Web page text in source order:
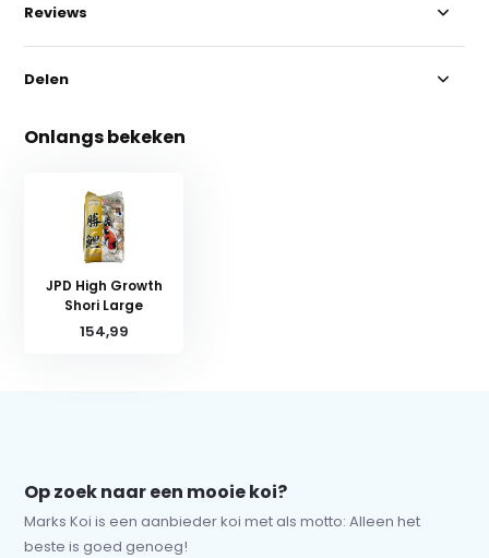
Reviews
Delen
Onlangs bekeken
JPD High Growth
Shori Large
154,99
Op zoek naar een mooie koi?
Marks Koi is een aanbieder koi met als motto: Alleen het
beste is goed genoeg!